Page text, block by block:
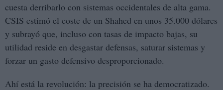
cuesta derribarlo con sistemas occidentales de alta gama.
CSIS estimó el coste de un Shahed en unos 35.000 dólares
y subrayó que, incluso con tasas de impacto bajas, su
utilidad reside en desgastar defensas, saturar sistemas y
forzar un gasto defensivo desproporcionado.
Ahí está la revolución: la precisión se ha democratizado.